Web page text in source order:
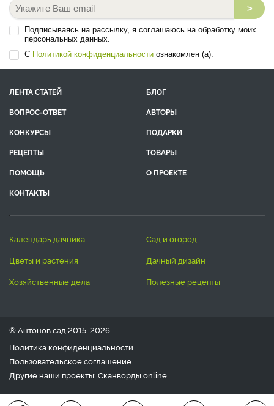
>
Подписываясь на рассылку, я соглашаюсь на обработку моих
персональных данных.
С Политикой конфиденциальности ознакомлен (а).
ЛЕНТА СТАТЕЙ
БЛОГ
ВОПРОС-ОТВЕТ
АВТОРЫ
КОНКУРСЫ
ПОДАРКИ
РЕЦЕПТЫ
ТОВАРЫ
ПОМОЩЬ
О ПРОЕКТЕ
КОНТАКТЫ
календарь дачника
сад и огород
цветы и растения
дачный дизайн
хозяйственные дела
полезные рецепты
® Антонов сад 2015-2026
Политика конфиденциальности
Пользовательское соглашение
Другие наши проекты: Сканвордыonline
Любое использование материала допускается только с